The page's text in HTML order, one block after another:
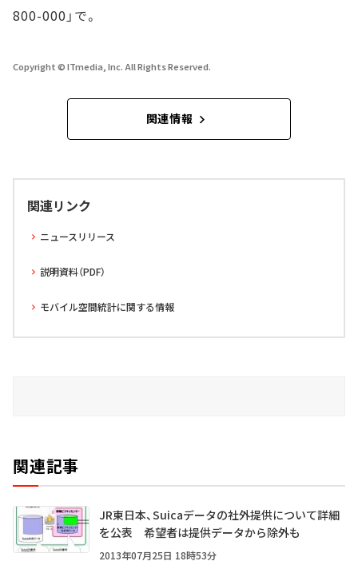
800-000」で。
Copyright © ITmedia, Inc. All Rights Reserved.
関連情報
関連リンク
ニュースリリース
説明資料（PDF）
モバイル空間統計に関する情報
関連記事
JR東日本、Suicaデータの社外提供について詳細
を公表 希望者は提供データから除外も
2013年07月25日 18時53分